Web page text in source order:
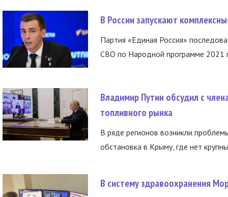
В России запускают
Партия «Единая Россия»
СВО по Народной программе 2021
Владимир Путин обсудил с
топливного рынка
В ряде регионов возникли
обстановка в Крыму, где нет
В систему здравоохранения